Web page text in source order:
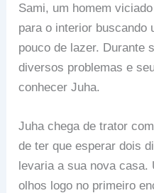
Sami, um homem
para o interior buscando
pouco de lazer. Durante
diversos problemas e
conhecer Juha.
Juha chega de trator
de ter que esperar dois
levaria a sua nova casa.
olhos logo no primeiro